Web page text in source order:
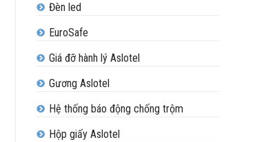
Đèn led
EuroSafe
Giá đỡ hành lý Aslotel
Gương Aslotel
Hệ thống báo động chống trộm
Hộp giấy Aslotel